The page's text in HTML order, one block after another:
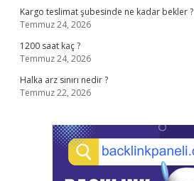
Kargo teslimat şubesinde ne kadar bekler ?
Temmuz 24, 2026
1200 saat kaç ?
Temmuz 24, 2026
Halka arz sınırı nedir ?
Temmuz 22, 2026